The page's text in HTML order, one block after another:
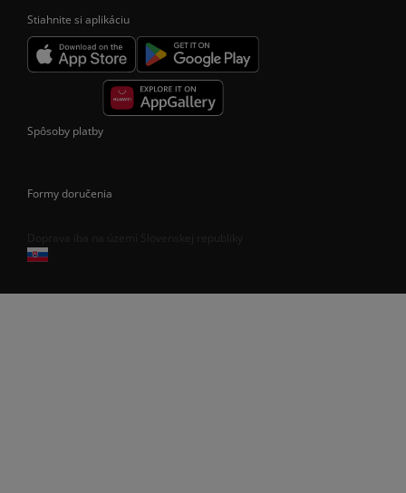
Stiahnite si aplikáciu
Spôsoby platby
Formy doručenia